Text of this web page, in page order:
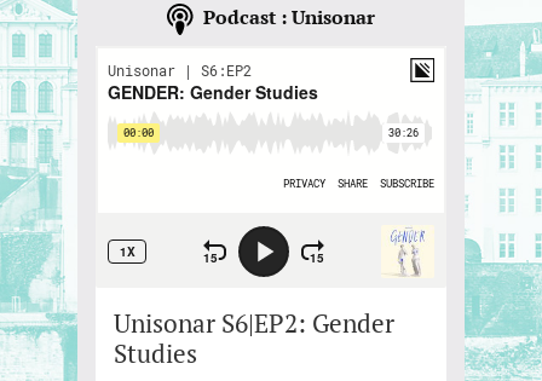
Podcast : Unisonar
Unisonar S6|EP2: Gender
Studies